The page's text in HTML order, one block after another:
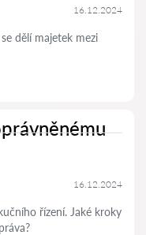
16.12.2024
dělí majetek mezi
16.12.2024
řízení. Jaké kroky